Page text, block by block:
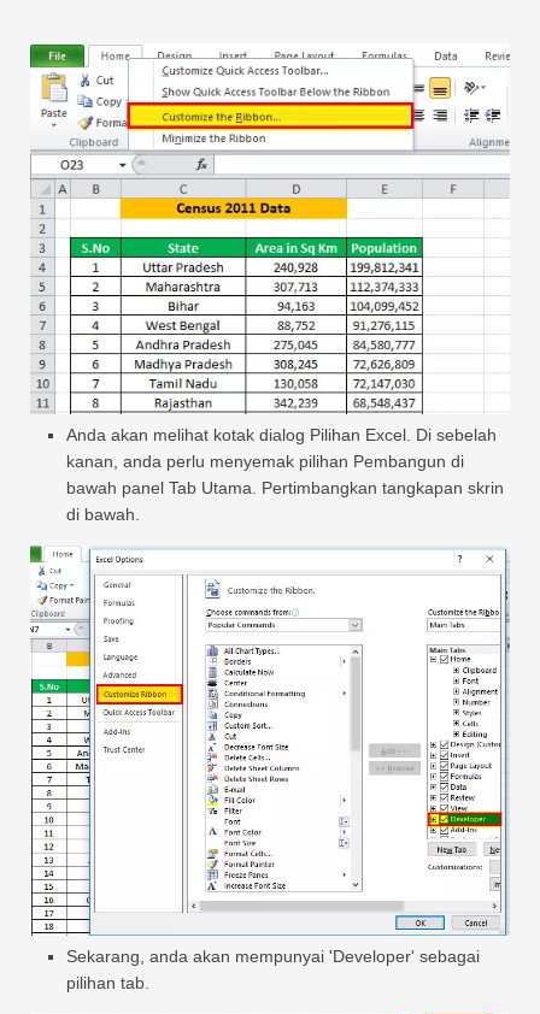
Anda akan melihat kotak dialog Pilihan Excel. Di sebelah
kanan, anda perlu menyemak pilihan Pembangun di
bawah panel Tab Utama. Pertimbangkan tangkapan skrin
di bawah.
Sekarang, anda akan mempunyai 'Developer' sebagai
pilihan tab.